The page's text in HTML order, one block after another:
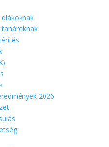
diákoknak
tanároknak
2026